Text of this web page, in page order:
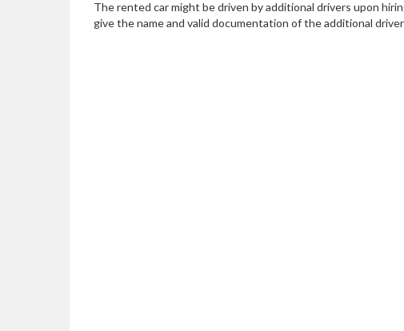
The rented car might be driven by additional drivers upon
give the name and valid documentation of the additional